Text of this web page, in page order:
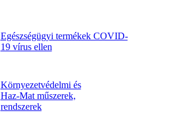
Egészségügyi termékek COVID-
19 vírus ellen
Környezetvédelmi és
Haz-Mat műszerek,
rendszerek